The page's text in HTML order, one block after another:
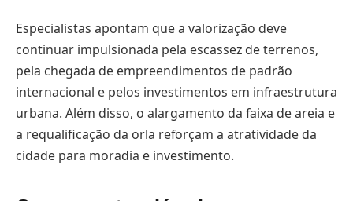
Especialistas apontam que a valorização deve
continuar impulsionada pela escassez de terrenos,
pela chegada de empreendimentos de padrão
internacional e pelos investimentos em infraestrutura
urbana. Além disso, o alargamento da faixa de areia e
a requalificação da orla reforçam a atratividade da
cidade para moradia e investimento.